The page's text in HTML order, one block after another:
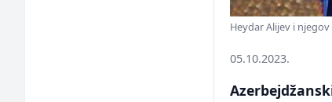
Heydar Alijev i
05.10.2023.